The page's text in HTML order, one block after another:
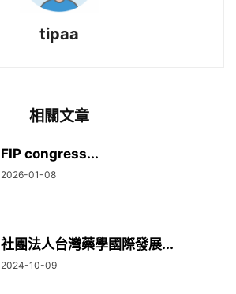
tipaa
相關文章
FIP congress...
2026-01-08
社團法人台灣藥學國際發展...
2024-10-09